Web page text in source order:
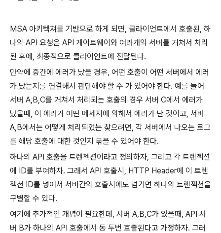
MSA 아키텍쳐를 기반으로 하게 되면, 클라이언트에서 호출된, 하
나의 API 요청은 API 게이트웨이와 여러개의 서버를 거쳐서 처리
된 후에, 최종적으로 클라이언트에 전달된다.
만약에 중간에 에러가 났을 경우, 어떤 호출이 어떤 서버에서 에러
가 났는지를 연결해서 판단해야 할 수 가 있어야 한다. 예를 들어
서버 A,B,C를 거쳐서 처리되는 호출의 경우 서버 C에서 에러가
났을때, 이 에러가 어떤 메세지에 의해서 에러가 난 것이고, 서버
A,B에서는 어떻게 처리되었는 찾으려면, 각 서버에서 나오는 로그
를 해당 호출에 대한 것인지 묶을 수 있어야 한다.
하나의 API 호출을 트렌젝션이라고 정의하자, 그리고 각 트렌젝션
에 ID를 부여하자. 그래서 API 호출시, HTTP Header에 이 트렌
젝션 ID를 넣어서 서버간의 호출시에도 넘기면 하나의 트렌젝션을
구별할 수 있다.
여기에 추가적인 개념이 필요한데, 서버 A,B,C가 있을때, API 서
버 B가 하나의 API 호출에서 동 두번 호출된다고 가정하자. 그러